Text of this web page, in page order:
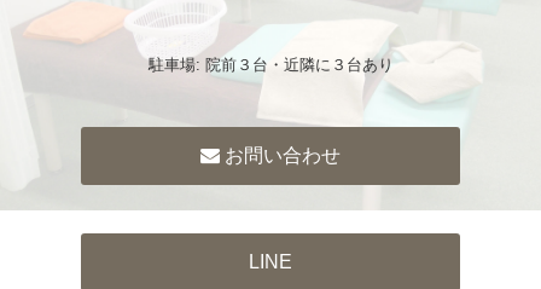
駐車場: 院前３台・近隣に３台あり
お問い合わせ
LINE